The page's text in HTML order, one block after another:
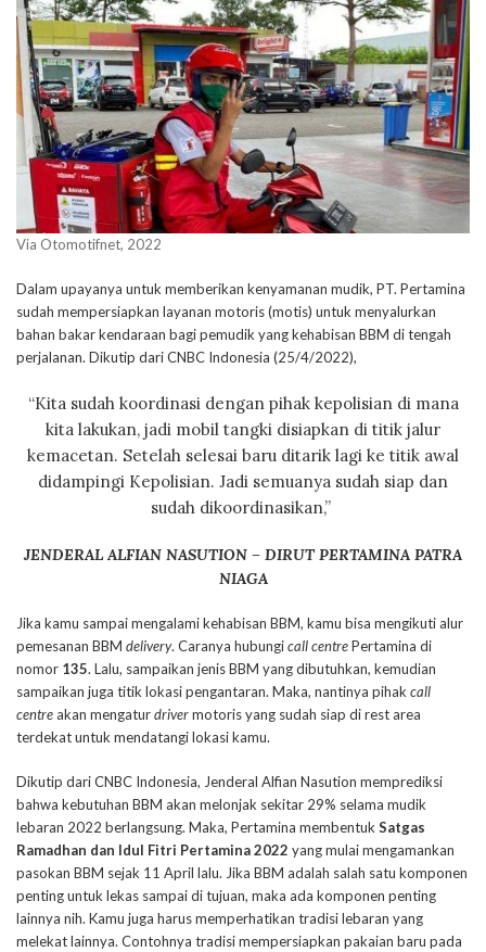
Via Otomotifnet, 2022
Dalam upayanya untuk memberikan kenyamanan mudik, PT. Pertamina
sudah mempersiapkan layanan motoris (motis) untuk menyalurkan
bahan bakar kendaraan bagi pemudik yang kehabisan BBM di tengah
perjalanan. Dikutip dari CNBC Indonesia (25/4/2022),
“Kita sudah koordinasi dengan pihak kepolisian di mana
kita lakukan, jadi mobil tangki disiapkan di titik jalur
kemacetan. Setelah selesai baru ditarik lagi ke titik awal
didampingi Kepolisian. Jadi semuanya sudah siap dan
sudah dikoordinasikan,”
JENDERAL ALFIAN NASUTION – DIRUT PERTAMINA PATRA
NIAGA
Jika kamu sampai mengalami kehabisan BBM, kamu bisa mengikuti alur
pemesanan BBM delivery. Caranya hubungicall centrePertamina di
nomor 135. Lalu, sampaikan jenis BBM yang dibutuhkan, kemudian
sampaikan juga titik lokasi pengantaran. Maka, nantinya pihak call
centreakan mengaturdrivermotoris yang sudah siap di rest area
terdekat untuk mendatangi lokasi kamu.
Dikutip dari CNBC Indonesia, Jenderal Alfian Nasution memprediksi
bahwa kebutuhan BBM akan melonjak sekitar 29% selama mudik
lebaran 2022 berlangsung. Maka, Pertamina membentuk Satgas
Ramadhan dan Idul Fitri Pertamina 2022 yang mulai mengamankan
pasokan BBM sejak 11 April lalu. Jika BBM adalah salah satu komponen
penting untuk lekas sampai di tujuan, maka ada komponen penting
lainnya nih. Kamu juga harus memperhatikan tradisi lebaran yang
melekat lainnya. Contohnya tradisi mempersiapkan pakaian baru pada